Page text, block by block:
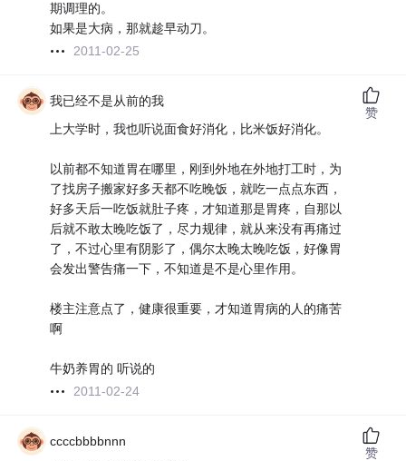
期调理的。
如果是大病，那就趁早动刀。
2011-02-25
我已经不是从前的我
上大学时，我也听说面食好消化，比米饭好消化。
以前都不知道胃在哪里，刚到外地在外地打工时，为
了找房子搬家好多天都不吃晚饭，就吃一点点东西，
好多天后一吃饭就肚子疼，才知道那是胃疼，自那以
后就不敢太晚吃饭了，尽力规律，就从来没有再痛过
了，不过心里有阴影了，偶尔太晚太晚吃饭，好像胃
会发出警告痛一下，不知道是不是心里作用。
楼主注意点了，健康很重要，才知道胃病的人的痛苦
啊
牛奶养胃的 听说的
2011-02-24
赞
ccccbbbbnnn
赞